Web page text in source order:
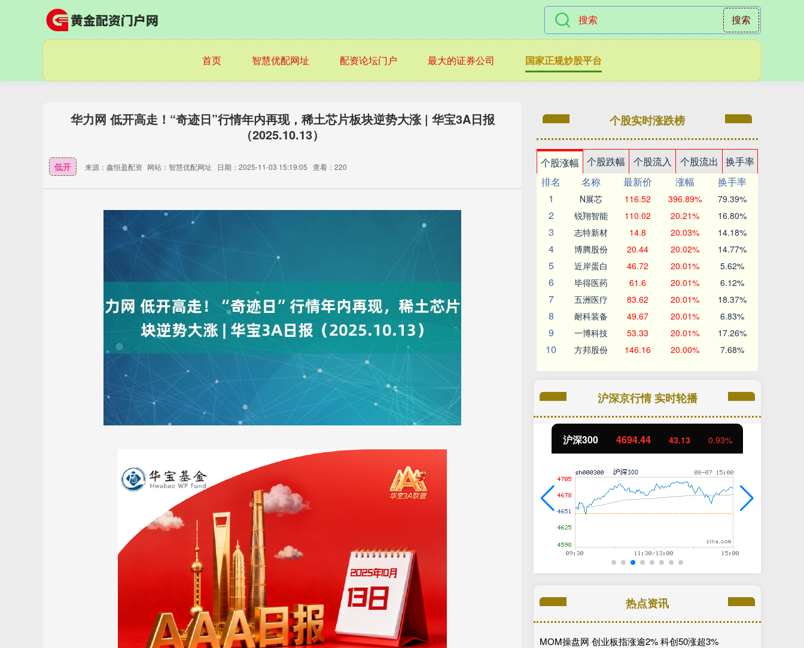
搜索
首页 智慧优配网址 配资论坛门户 最大的证券公司 国家正规炒股平台
华力网 低开高走！“奇迹日”行情年内再现，稀土芯片板块逆势大涨 | 华宝3A日报
（2025.10.13）
低开 来源：鑫恒盈配资 网站：智慧优配网址 日期：2025-11-03 15:19:05 查看：220
个股实时涨跌榜
个股涨幅 个股跌幅 个股流入 个股流出
换手率
排名
名称 最新价 涨幅
换手率
1
N展芯 116.52 396.89% 79.39%
2 锐翔智能 110.02 20.21% 16.80%
3 志特新材 14.8 20.03% 14.18%
4 博腾股份 20.44 20.02% 14.77%
5 近岸蛋白 46.72 20.01% 5.62%
6 毕得医药 61.6 20.01% 6.12%
7 五洲医疗 83.62 20.01% 18.37%
8 耐科装备 49.67 20.01% 6.83%
9 一博科技 53.33 20.01% 17.26%
10 方邦股份 146.16 20.00% 7.68%
沪深京行情 实时轮播
沪深300 4694.44 43.13 0.93%
热点资讯
MOM操盘网 创业板指涨逾2% 科创50涨超3%